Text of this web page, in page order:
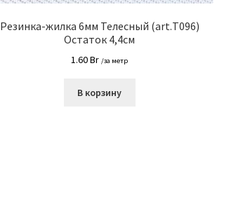
Резинка-жилка 6мм Телесный (art.Т096)
Остаток 4,4см
1.60Br /за метр
В корзину